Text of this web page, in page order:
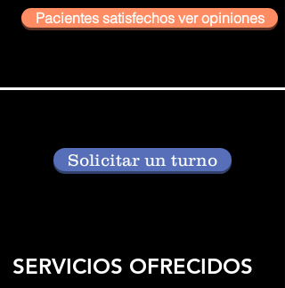
Pacientes satisfechos ver opiniones
Solicitar un turno
SERVICIOS OFRECIDOS